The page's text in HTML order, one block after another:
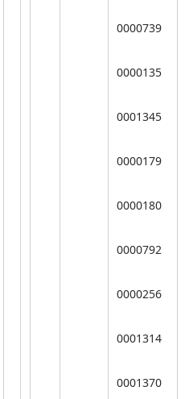
0000739
0000135
0001345
0000179
0000180
0000792
0000256
0001314
0001370